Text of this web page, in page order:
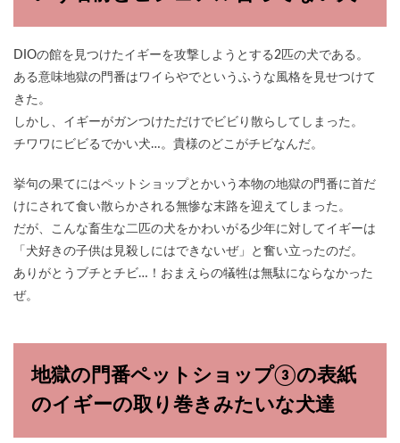
DIOの館を見つけたイギーを攻撃しようとする2匹の犬である。
ある意味地獄の門番はワイらやでというふうな風格を見せつけて
きた。
しかし、イギーがガンつけただけでビビり散らしてしまった。
チワワにビビるでかい犬…。貴様のどこがチビなんだ。
挙句の果てにはペットショップとかいう本物の地獄の門番に首だ
けにされて食い散らかされる無惨な末路を迎えてしまった。
だが、こんな畜生な二匹の犬をかわいがる少年に対してイギーは
「犬好きの子供は見殺しにはできないぜ」と奮い立ったのだ。
ありがとうブチとチビ…！おまえらの犠牲は無駄にならなかった
ぜ。
地獄の門番ペットショップ③の表紙
のイギーの取り巻きみたいな犬達